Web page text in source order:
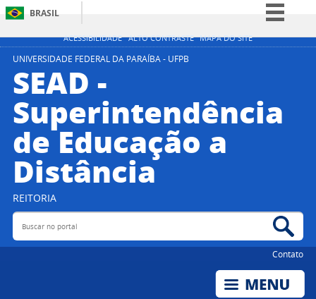
ACESSIBILIDADE ALTO CONTRASTE MAPA DO SITE
BRASIL
Simplifique!
Acesso à informação
Legislação
Canais
UNIVERSIDADE FEDERAL DA PARAÍBA - UFPB
SEAD -
Superintendência
de Educação a
Distância
REITORIA
Buscar no portal
Contato